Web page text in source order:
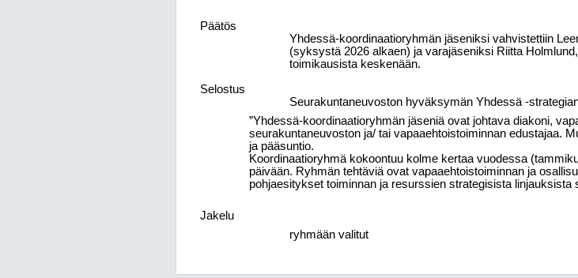
Päätös
Yhdessä-koordinaatioryhmän jäseniksi vahvistettiin
(syksystä 2026 alkaen) ja varajäseniksi Riitta
toimikausista keskenään.
Selostus
Seurakuntaneuvoston hyväksymän Yhdessä -
”Yhdessä-koordinaatioryhmän jäseniä ovat johtava diakoni,
seurakuntaneuvoston ja/ tai vapaaehtoistoiminnan edustajaa.
ja pääsuntio.
Koordinaatioryhmä kokoontuu kolme kertaa vuodessa
päivään. Ryhmän tehtäviä ovat vapaaehtoistoiminnan ja
pohjaesitykset toiminnan ja resurssien strategisista
Jakelu
ryhmään valitut